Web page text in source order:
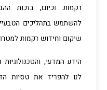
רקמות. וכיום, בזכות
להשתמש בתהליכים
שיקום וחידוש רקמות
הידע המדעי,
לנו להפריד את טסיות